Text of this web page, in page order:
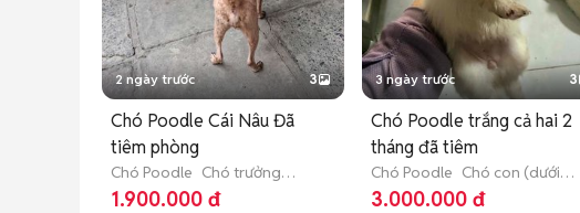
2 ngày trước 3
Chó Poodle Cái Nâu Đã
tiêm phòng
Chó Poodle Chó trưởng
thành (hơn 1 tuổi)
1.900.000 đ
3 ngày trước 3
Chó Poodle trắng cả hai 2
tháng đã tiêm
Chó Poodle Chó con (dưới 3
tháng tuổi)
3.000.000 đ